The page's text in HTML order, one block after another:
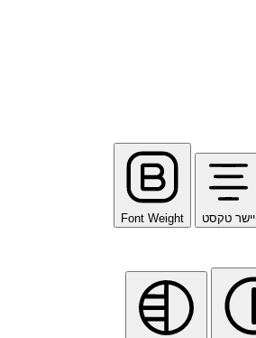
יישר טקסט Font Weight